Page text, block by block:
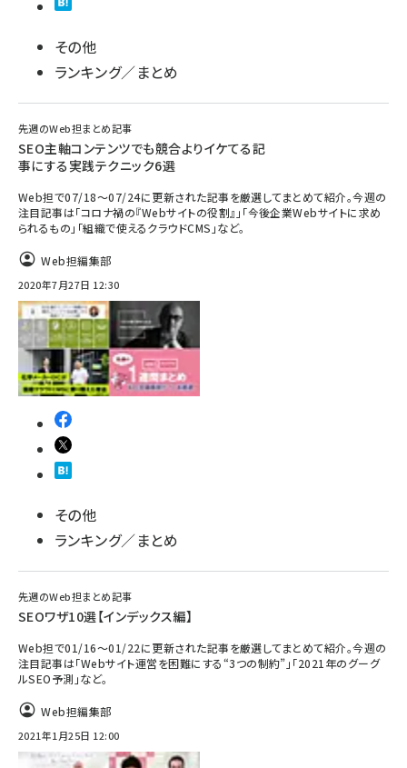
その他
ランキング／まとめ
先週のWeb担まとめ記事
SEO主軸コンテンツでも競合よりイケてる記
事にする実践テクニック6選
Web担で07/18～07/24に更新された記事を厳選してまとめて紹介。今週の
注目記事は「コロナ禍の『Webサイトの役割』」「今後企業Webサイトに求め
られるもの」「組織で使えるクラウドCMS」など。
Web担編集部
2020年7月27日 12:30
その他
ランキング／まとめ
先週のWeb担まとめ記事
SEOワザ10選【インデックス編】
Web担で01/16～01/22に更新された記事を厳選してまとめて紹介。今週の
注目記事は「Webサイト運営を困難にする“3つの制約”」「2021年のグーグ
ルSEO予測」など。
Web担編集部
2021年1月25日 12:00